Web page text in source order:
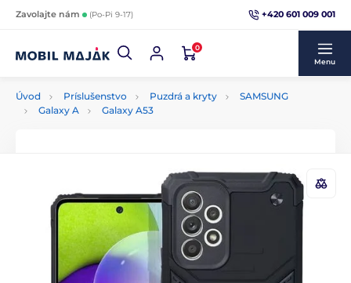
Zavolajte nám (Po-Pi 9-17) +420 601 009 001
0
Menu
Úvod Príslušenstvo Puzdrá a kryty
SAMSUNG
Galaxy A
Galaxy A53